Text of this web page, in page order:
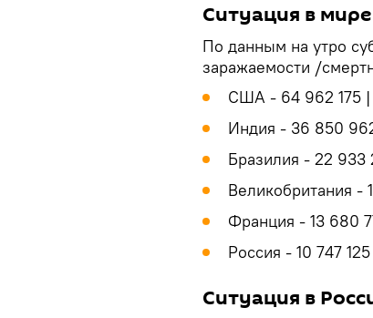
Ситуация в мире
По данным на утро
заражаемости /
США - 64 962 175
Индия - 36 850
Бразилия - 22 933
Великобритания -
Франция - 13 680
Россия - 10 747
Ситуация в